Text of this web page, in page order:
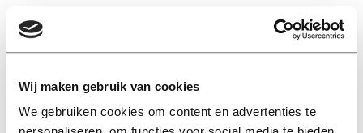
Wij maken gebruik van cookies
We gebruiken cookies om content en advertenties te
EN
Charsadda